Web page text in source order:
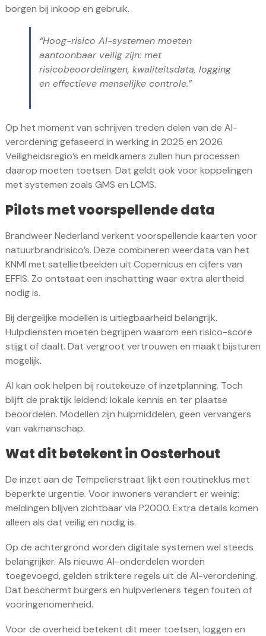
borgen bij inkoop en gebruik.
“Hoog-risico AI-systemen moeten
aantoonbaar veilig zijn: met
risicobeoordelingen, kwaliteitsdata, logging
en effectieve menselijke controle.”
Op het moment van schrijven treden delen van de AI-
verordening gefaseerd in werking in 2025 en 2026.
Veiligheidsregio’s en meldkamers zullen hun processen
daarop moeten toetsen. Dat geldt ook voor koppelingen
met systemen zoals GMS en LCMS.
Pilots met voorspellende data
Brandweer Nederland verkent voorspellende kaarten voor
natuurbrandrisico’s. Deze combineren weerdata van het
KNMI met satellietbeelden uit Copernicus en cijfers van
EFFIS. Zo ontstaat een inschatting waar extra alertheid
nodig is.
Bij dergelijke modellen is uitlegbaarheid belangrijk.
Hulpdiensten moeten begrijpen waarom een risico-score
stijgt of daalt. Dat vergroot vertrouwen en maakt bijsturen
mogelijk.
AI kan ook helpen bij routekeuze of inzetplanning. Toch
blijft de praktijk leidend: lokale kennis en ter plaatse
beoordelen. Modellen zijn hulpmiddelen, geen vervangers
van vakmanschap.
Wat dit betekent in Oosterhout
De inzet aan de Tempelierstraat lijkt een routineklus met
beperkte urgentie. Voor inwoners verandert er weinig:
meldingen blijven zichtbaar via P2000. Extra details komen
alleen als dat veilig en nodig is.
Op de achtergrond worden digitale systemen wel steeds
belangrijker. Als nieuwe AI-onderdelen worden
toegevoegd, gelden striktere regels uit de AI-verordening.
Dat beschermt burgers en hulpverleners tegen fouten of
vooringenomenheid.
Voor de overheid betekent dit meer toetsen, loggen en